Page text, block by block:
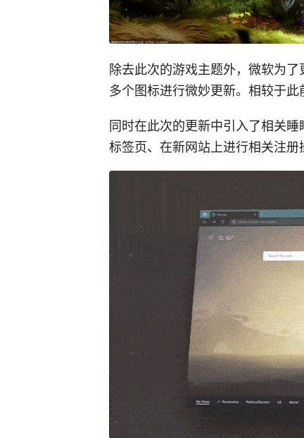
除去此次的游戏主题外，微软为
多个图标进行微妙更新。相较于此
同时在此次的更新中引入了相关
标签页、在新网站上进行相关注册